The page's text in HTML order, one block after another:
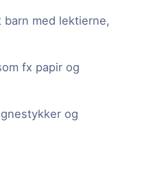
med lektierne,
fx papir og
og